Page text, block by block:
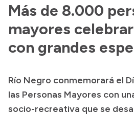
Archivo de noticias
Transparencia
Boletín Oficial
Compras y licitaciones
Más de 8.000
mayores
con grandes
Río Negro conmemorará el
las Personas Mayores con
socio-recreativa que se